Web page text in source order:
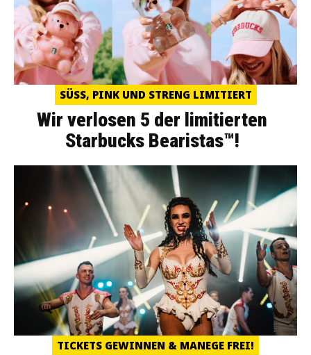
SÜSS, PINK UND STRENG LIMITIERT
Wir verlosen 5 der limitierten
Starbucks Bearistas™!
TICKETS GEWINNEN & MANEGE FREI!